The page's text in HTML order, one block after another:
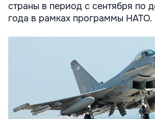
страны в период с сентября по
года в рамках программы НАТО.